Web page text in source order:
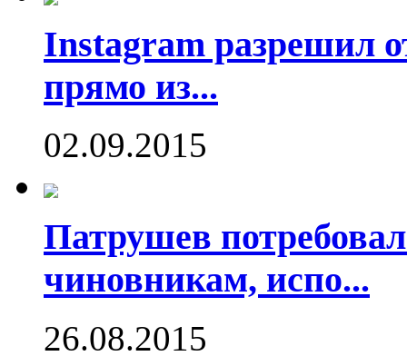
Instagram разрешил
прямо из...
02.09.2015
Патрушев
чиновникам, испо...
26.08.2015